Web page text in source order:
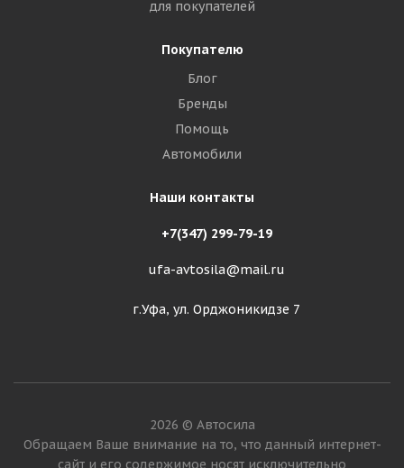
для покупателей
Покупателю
Блог
Бренды
Помощь
Автомобили
Наши контакты
+7(347) 299-79-19
ufa-avtosila@mail.ru
г.Уфа, ул. Орджоникидзе 7
2026 © Автосила
Обращаем Ваше внимание на то, что данный интернет-
сайт и его содержимое носят исключительно